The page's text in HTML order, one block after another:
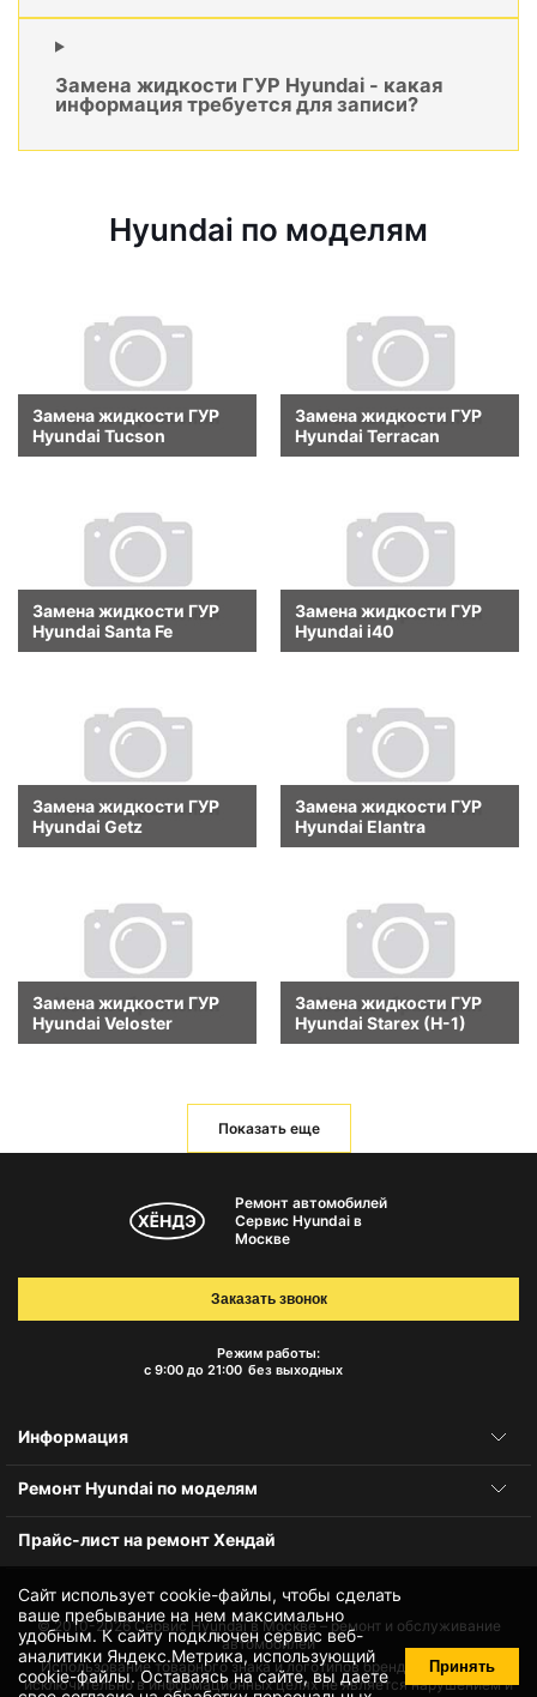
Замена жидкости ГУР Hyundai - какая
информация требуется для записи?
Hyundai по моделям
Замена жидкости ГУР
Hyundai Tucson
Замена жидкости ГУР
Hyundai Terracan
Замена жидкости ГУР
Hyundai Santa Fe
Замена жидкости ГУР
Hyundai i40
Замена жидкости ГУР
Hyundai Getz
Замена жидкости ГУР
Hyundai Elantra
Замена жидкости ГУР
Hyundai Veloster
Замена жидкости ГУР
Hyundai Starex (H-1)
Показать еще
Сайт использует cookie-файлы, чтобы сделать
ваше пребывание на нем максимально
удобным. К cайту подключен сервис веб-
аналитики Яндекс.Метрика, использующий
cookie-файлы. Оставаясь на сайте, вы даете
Принять
Ремонт автомобилей
Сервис Hyundai в
Москве
Режим работы:
с 9:00 до 21:00 без выходных
Заказать звонок
Информация
Ремонт Hyundai по моделям
Прайс-лист на ремонт Хендай
© 2010-2026Сервис Hyundai в Москве – ремонт и обслуживание
автомобилей
Использование товарного знака и логотипов бренда происходит
исключительно в информационных целях не является нарушением и